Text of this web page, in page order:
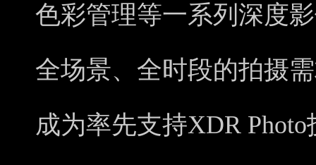
色彩管理等一系列深度
全场景、全时段的拍摄
成为率先支持XDR